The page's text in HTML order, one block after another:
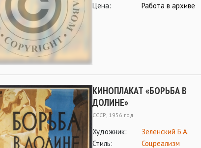
Цена:
Работа в архиве
КИНОПЛАКАТ «БОРЬБА В
ДОЛИНЕ»
СССР, 1956 год
Художник:
Зеленский Б.А.
Стиль:
Соцреализм